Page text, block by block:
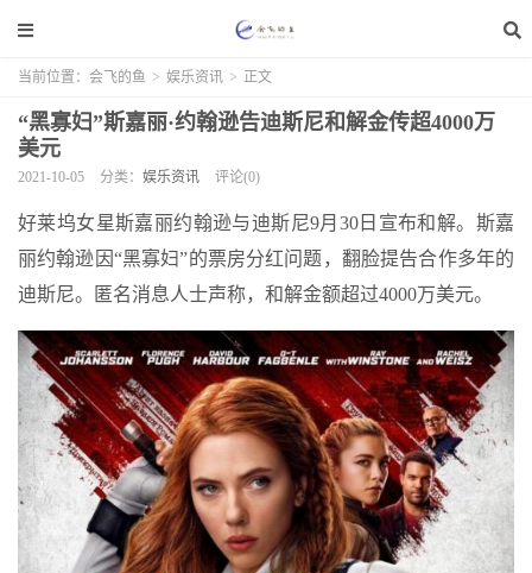
当前位置： 会飞的鱼 > 娱乐资讯 > 正文
“黑寡妇”斯嘉丽·约翰逊告迪斯尼和解金传超4000万
美元
2021-10-05 分类： 娱乐资讯 评论(0)
好莱坞女星斯嘉丽约翰逊与迪斯尼9月30日宣布和解。斯嘉
丽约翰逊因“黑寡妇”的票房分红问题，翻脸提告合作多年的
迪斯尼。匿名消息人士声称，和解金额超过4000万美元。